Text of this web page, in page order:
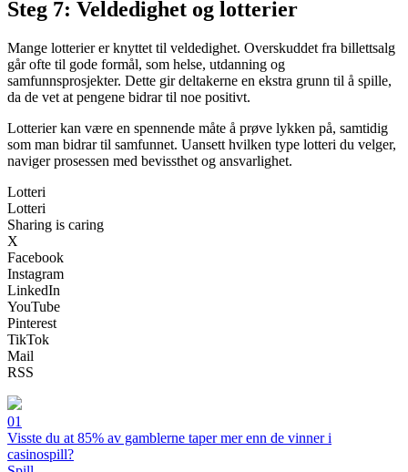
Steg 7: Veldedighet og lotterier
Mange lotterier er knyttet til veldedighet. Overskuddet fra billettsalg
går ofte til gode formål, som helse, utdanning og
samfunnsprosjekter. Dette gir deltakerne en ekstra grunn til å spille,
da de vet at pengene bidrar til noe positivt.
Lotterier kan være en spennende måte å prøve lykken på, samtidig
som man bidrar til samfunnet. Uansett hvilken type lotteri du velger,
naviger prosessen med bevissthet og ansvarlighet.
Lotteri
Lotteri
Sharing is caring
X
Facebook
Instagram
LinkedIn
YouTube
Pinterest
TikTok
Mail
RSS
01
Visste du at 85% av gamblerne taper mer enn de vinner i
casinospill?